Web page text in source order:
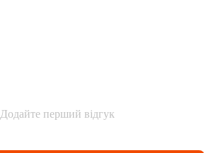
Додайте перший відгук